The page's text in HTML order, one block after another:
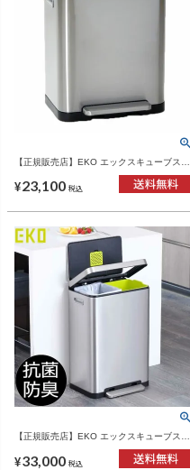
【正規販売店】EKO エックスキューブステ
¥23,100 税込
【正規販売店】EKO エックスキューブステ
ップビン 20+20L シルバー | インテリア雑
貨・ゴミ箱
¥33,000 税込